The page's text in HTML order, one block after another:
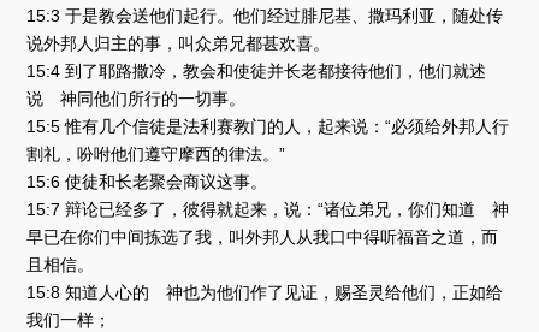
15:3 于是教会送他们起行。他们经过腓尼基、撒玛利亚，随处传
说外邦人归主的事，叫众弟兄都甚欢喜。
15:4 到了耶路撒冷，教会和使徒并长老都接待他们，他们就述
说 神同他们所行的一切事。
15:5 惟有几个信徒是法利赛教门的人，起来说：“必须给外邦人行
割礼，吩咐他们遵守摩西的律法。”
15:6 使徒和长老聚会商议这事。
15:7 辩论已经多了，彼得就起来，说：“诸位弟兄，你们知道 神
早已在你们中间拣选了我，叫外邦人从我口中得听福音之道，而
且相信。
15:8 知道人心的 神也为他们作了见证，赐圣灵给他们，正如给
我们一样；